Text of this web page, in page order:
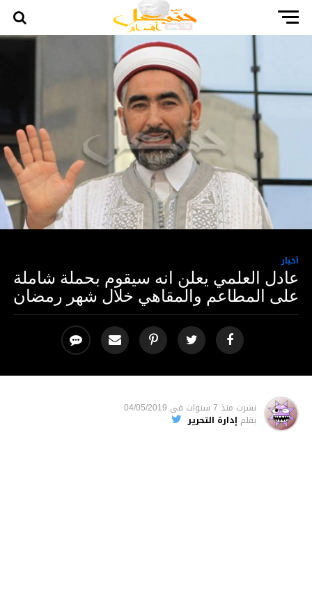
أخبار
عادل العلمي يعلن انه سيقوم بحملة شاملة
على المطاعم والمقاهي خلال شهر رمضان
نشرت منذ 7 سنوات فى 04/05/2019
بقلم إدارة التحرير